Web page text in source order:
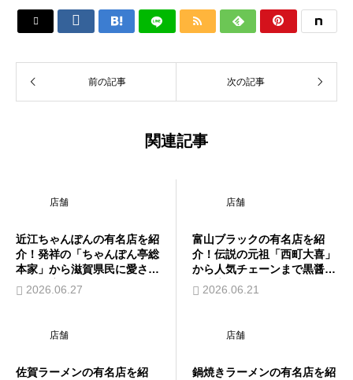
     
前の記事 次の記事
関連記事
店舗
近江ちゃんぽんの有名店を紹
介！発祥の「ちゃんぽん亭総
本家」から滋賀県民に愛され
る人気店まで
2026.06.27
店舗
富山ブラックの有名店を紹
介！伝説の元祖「西町大喜」
から人気チェーンまで黒醤油
の名店巡り
2026.06.21
店舗
佐賀ラーメンの有名店を紹
店舗
鍋焼きラーメンの有名店を紹